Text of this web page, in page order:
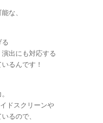
な、
出にも対応する
るんです！
ドスクリーンや
るので、